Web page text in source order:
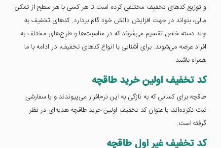
و توزیع کدهای تخفیف مختلفی کرده است تا هر کسی با هر سطح از تمکن
مالی، بتواند در جهت افزایش دانش خود گام بردارد. کدهای تخفیف به
چند دسته خاص تقسیم می‌شوند که در مناسبت‌ها و طرح‌های مختلف به
افراد عرضه می‌شوند. برای آشنایی با انواع کدهای تخفیف، در ادامه با ما
همراه باشید.
کد تخفیف اولین خرید طاقچه
طاقچه برای کسانی که به تازگی به این نرم‌افزار می‌پیوندند و یا سفارشی
ثبت نکرده‌اند، با عنوان کد تخفیف اولین خرید طاقچه هدیه‌ای در نظر
گرفته است.
کد تخفیف غیر اول طاقچه